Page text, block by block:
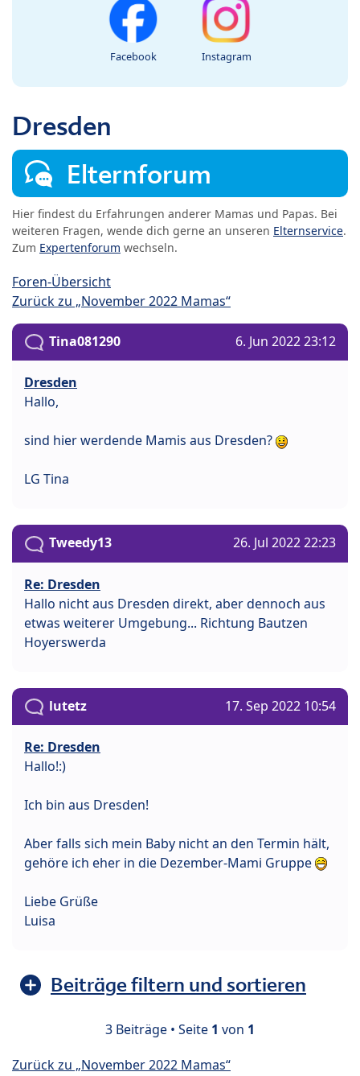
Facebook Instagram
Dresden
Elternforum
Hier findest du Erfahrungen anderer Mamas und Papas. Bei
weiteren Fragen, wende dich gerne an unseren Elternservice.
Zum Expertenforum wechseln.
Foren-Übersicht
Zurück zu „November 2022 Mamas“
Tina081290 6. Jun 2022 23:12
Dresden
Hallo,
sind hier werdende Mamis aus Dresden?
LG Tina
Tweedy13 26. Jul 2022 22:23
Re: Dresden
Hallo nicht aus Dresden direkt, aber dennoch aus
etwas weiterer Umgebung... Richtung Bautzen
Hoyerswerda
lutetz 17. Sep 2022 10:54
Re: Dresden
Hallo!:)
Ich bin aus Dresden!
Aber falls sich mein Baby nicht an den Termin hält,
gehöre ich eher in die Dezember-Mami Gruppe
Liebe Grüße
Luisa
Beiträge filtern und sortieren
3 Beiträge • Seite 1 von 1
Zurück zu „November 2022 Mamas“